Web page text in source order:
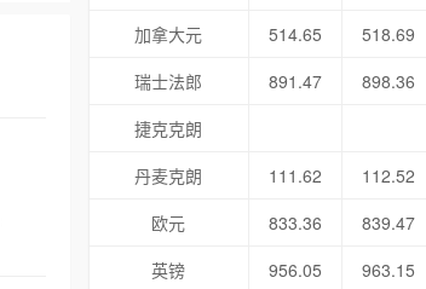
加拿大元
514.65 518.69
瑞士法郎
891.47 898.36
捷克克朗
丹麦克朗
111.62 112.52
欧元
833.36 839.47
英镑
956.05 963.15